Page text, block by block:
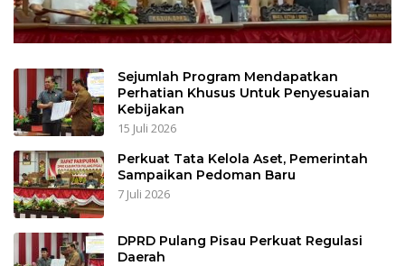
Sejumlah Program Mendapatkan
Perhatian Khusus Untuk Penyesuaian
Kebijakan
15 Juli 2026
Perkuat Tata Kelola Aset, Pemerintah
Sampaikan Pedoman Baru
7 Juli 2026
DPRD Pulang Pisau Perkuat Regulasi
Daerah